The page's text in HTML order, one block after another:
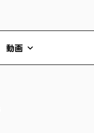
動画